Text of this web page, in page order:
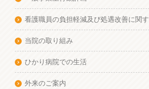
看護職員の負担軽減及び処遇改善に関
当院の取り組み
ひかり病院での生活
外来のご案内